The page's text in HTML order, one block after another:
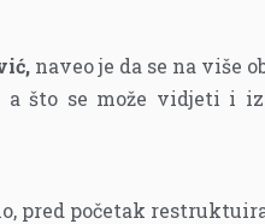
naveo je da se na više
što se može vidjeti i
pred početak